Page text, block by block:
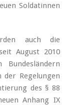
Soldatinnen
auch die
August 2010
Regelungen
des § 88
Anhang IX